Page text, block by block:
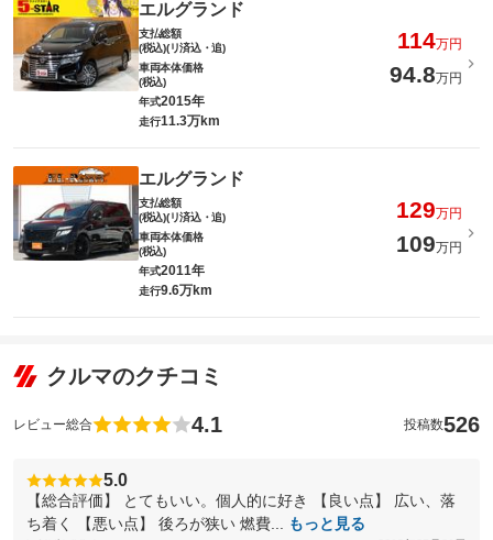
エルグランド
支払総額
(税込)(リ済込・追)
114万円
車両本体価格
(税込)
94.8万円
年式2015年
走行11.3万km
エルグランド
支払総額
(税込)(リ済込・追)
129万円
車両本体価格
(税込)
109万円
年式2011年
走行9.6万km
クルマのクチコミ
レビュー総合 4.1 投稿数526
5.0
【総合評価】 とてもいい。個人的に好き 【良い点】 広い、落
ち着く 【悪い点】 後ろが狭い 燃費...
もっと見る